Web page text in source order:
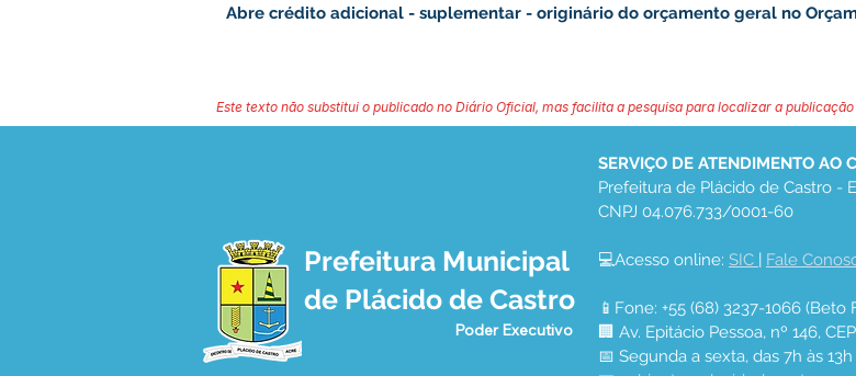
Abre crédito adicional - suplementar - originário do orçamento geral no
Este texto não substitui o publicado no Diário Oficial, mas facilita a pesquisa para localizar a
Prefeitura Municipal
de Plácido de Castro
Poder Executivo
SERVIÇO DE ATENDIMENTO AO
Prefeitura de Plácido de Castro -
CNPJ 04.076.733/0001-60
💻Acesso online: SIC | Fale
📱Fone: +55 (68) 3237-1066 (Beto
🏢 Av. Epitácio Pessoa, nº 146,
📅 Segunda a sexta, das 7h às